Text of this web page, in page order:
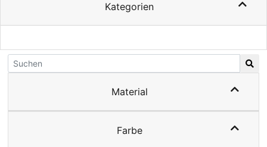
Kategorien
Material
Farbe